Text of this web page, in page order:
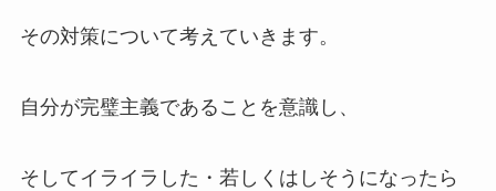
その対策について考えていきます。
自分が完璧主義であることを意識し、
そしてイライラした・若しくはしそうになったら